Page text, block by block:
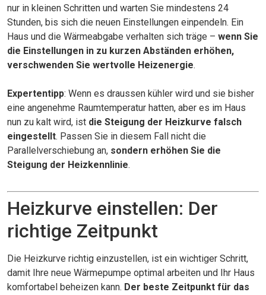
nur in kleinen Schritten und warten Sie mindestens 24
Stunden, bis sich die neuen Einstellungen einpendeln. Ein
Haus und die Wärmeabgabe verhalten sich träge – wenn Sie
die Einstellungen in zu kurzen Abständen erhöhen,
verschwenden Sie wertvolle Heizenergie.
Expertentipp: Wenn es draussen kühler wird und sie bisher
eine angenehme Raumtemperatur hatten, aber es im Haus
nun zu kalt wird, ist die Steigung der Heizkurve falsch
eingestellt. Passen Sie in diesem Fall nicht die
Parallelverschiebung an, sondern erhöhen Sie die
Steigung der Heizkennlinie.
Heizkurve einstellen: Der
richtige Zeitpunkt
Die Heizkurve richtig einzustellen, ist ein wichtiger Schritt,
damit Ihre neue Wärmepumpe optimal arbeiten und Ihr Haus
komfortabel beheizen kann. Der beste Zeitpunkt für das